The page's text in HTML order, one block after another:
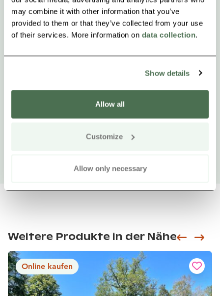
may combine it with other information that you’ve
provided to them or that they’ve collected from your use
of their services. More information on data collection.
Show details
Allow all
Customize
Allow only necessary
Weitere Produkte in der Nähe
Online kaufen
Siirry